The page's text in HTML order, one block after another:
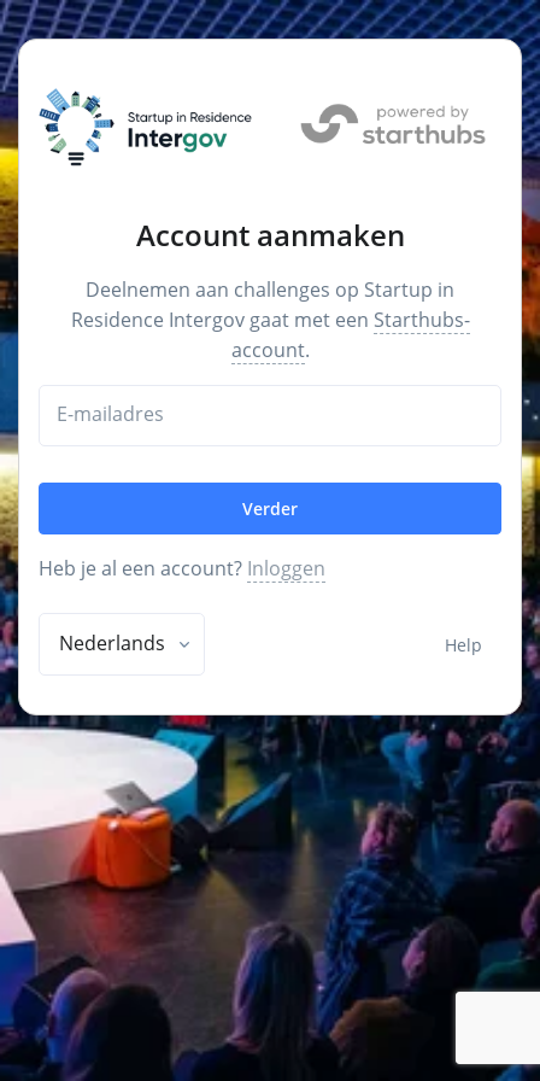
Account aanmaken
Deelnemen aan challenges op Startup in
Residence Intergov gaat met een Starthubs-
account.
E-mailadres
Verder
Heb je al een account? Inloggen
Nederlands Help